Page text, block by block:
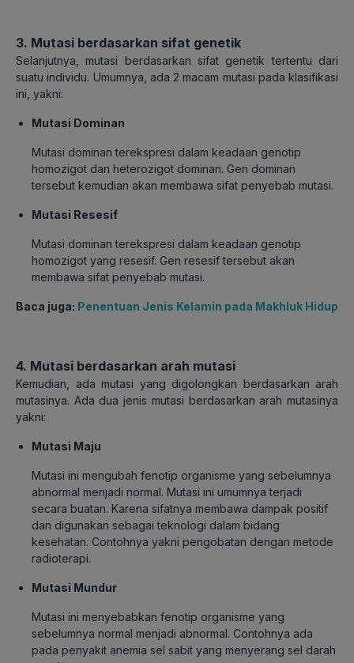
3. Mutasi berdasarkan sifat genetik
Selanjutnya, mutasi berdasarkan sifat genetik tertentu dari
suatu individu. Umumnya, ada 2 macam mutasi pada klasifikasi
ini, yakni:
Mutasi Dominan
Mutasi dominan terekspresi dalam keadaan genotip
homozigot dan heterozigot dominan. Gen dominan
tersebut kemudian akan membawa sifat penyebab mutasi.
Mutasi Resesif
Mutasi dominan terekspresi dalam keadaan genotip
homozigot yang resesif. Gen resesif tersebut akan
membawa sifat penyebab mutasi.
Baca juga: Penentuan Jenis Kelamin pada Makhluk Hidup
4. Mutasi berdasarkan arah mutasi
Kemudian, ada mutasi yang digolongkan berdasarkan arah
mutasinya. Ada dua jenis mutasi berdasarkan arah mutasinya
yakni:
Mutasi Maju
Mutasi ini mengubah fenotip organisme yang sebelumnya
abnormal menjadi normal. Mutasi ini umumnya terjadi
secara buatan. Karena sifatnya membawa dampak positif
dan digunakan sebagai teknologi dalam bidang
kesehatan. Contohnya yakni pengobatan dengan metode
radioterapi.
Mutasi Mundur
Mutasi ini menyebabkan fenotip organisme yang
sebelumnya normal menjadi abnormal. Contohnya ada
pada penyakit anemia sel sabit yang menyerang sel darah